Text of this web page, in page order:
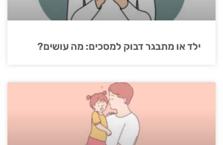
ילד או מתבגר דבוק למסכים: מה עושים?